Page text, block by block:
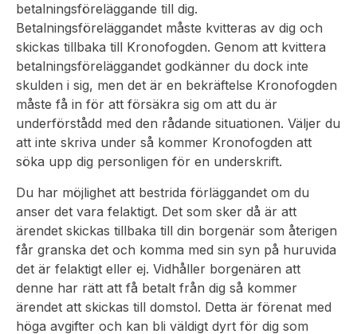
betalningsföreläggande till dig.
Betalningsföreläggandet måste kvitteras av dig och
skickas tillbaka till Kronofogden. Genom att kvittera
betalningsföreläggandet godkänner du dock inte
skulden i sig, men det är en bekräftelse Kronofogden
måste få in för att försäkra sig om att du är
underförstådd med den rådande situationen. Väljer du
att inte skriva under så kommer Kronofogden att
söka upp dig personligen för en underskrift.
Du har möjlighet att bestrida förläggandet om du
anser det vara felaktigt. Det som sker då är att
ärendet skickas tillbaka till din borgenär som återigen
får granska det och komma med sin syn på huruvida
det är felaktigt eller ej. Vidhåller borgenären att
denne har rätt att få betalt från dig så kommer
ärendet att skickas till domstol. Detta är förenat med
höga avgifter och kan bli väldigt dyrt för dig som